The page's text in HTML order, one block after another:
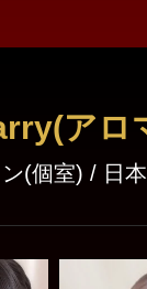
アロ
(個室) / 日